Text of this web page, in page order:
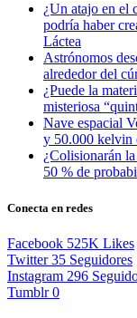
¿Un atajo en el
podría haber
Láctea
Astrónomos
alrededor del
¿Puede la
misteriosa
Nave espacial
y 50.000 kelvin
¿Colisionarán
50 % de
Conecta en redes
Facebook 525K Likes
Twitter 35 Seguidores
Instagram 296
Tumblr 0